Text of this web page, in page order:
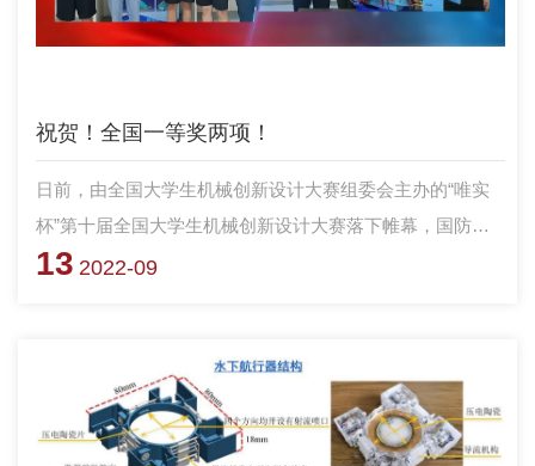
祝贺！全国一等奖两项！
日前，由全国大学生机械创新设计大赛组委会主办的“唯实
杯”第十届全国大学生机械创新设计大赛落下帷幕，国防科
技大学智能科学学院指导的2件进入决赛的作品均荣获全国
13 2022-09